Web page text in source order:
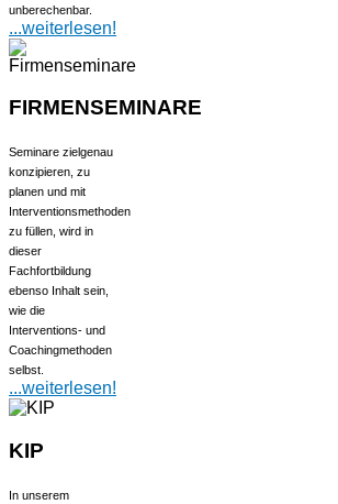
unberechenbar.
...weiterlesen!
FIRMENSEMINARE
Seminare zielgenau
konzipieren, zu
planen und mit
Interventionsmethoden
zu füllen, wird in
dieser
Fachfortbildung
ebenso Inhalt sein,
wie die
Interventions- und
Coachingmethoden
selbst.
...weiterlesen!
KIP
In unserem